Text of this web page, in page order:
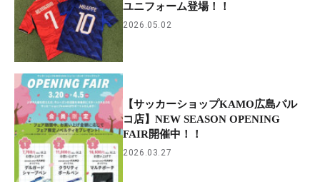
ユニフォーム登場！！
2026.05.02
【サッカーショップKAMO広島パル
コ店】NEW SEASON OPENING
FAIR開催中！！
2026.03.27